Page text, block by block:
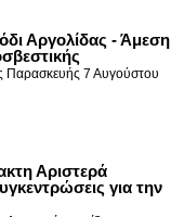
Αργολίδας - Άμεση
Παρασκευής 7 Αυγούστου
Αριστερά
για την